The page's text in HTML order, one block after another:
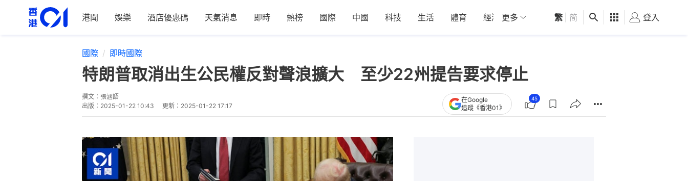
港聞 娛樂 酒店優惠碼 天氣消息 即時 熱榜 國際 中國 科技 生活 體育 經濟 01深圳 觀點 健康 好食玩飛
更多 繁 简 登入
國際 即時國際
特朗普取消出生公民權反對聲浪擴大 至少22州提告要求停止
撰文： 張涵語
出版： 2025-01-22 10:43 更新： 2025-01-22 17:17
在Google
追蹤《香港01》
45